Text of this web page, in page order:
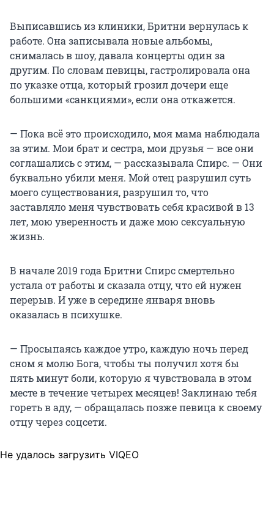
Выписавшись из клиники, Бритни вернулась к
работе. Она записывала новые альбомы,
снималась в шоу, давала концерты один за
другим. По словам певицы, гастролировала она
по указке отца, который грозил дочери еще
большими «санкциями», если она откажется.
— Пока всё это происходило, моя мама наблюдала
за этим. Мои брат и сестра, мои друзья — все они
соглашались с этим, — рассказывала Спирс. — Они
буквально убили меня. Мой отец разрушил суть
моего существования, разрушил то, что
заставляло меня чувствовать себя красивой в 13
лет, мою уверенность и даже мою сексуальную
жизнь.
В начале 2019 года Бритни Спирс смертельно
устала от работы и сказала отцу, что ей нужен
перерыв. И уже в середине января вновь
оказалась в психушке.
— Просыпаясь каждое утро, каждую ночь перед
сном я молю Бога, чтобы ты получил хотя бы
пять минут боли, которую я чувствовала в этом
месте в течение четырех месяцев! Заклинаю тебя
гореть в аду, — обращалась позже певица к своему
отцу через соцсети.
Не удалось загрузить VIQEO